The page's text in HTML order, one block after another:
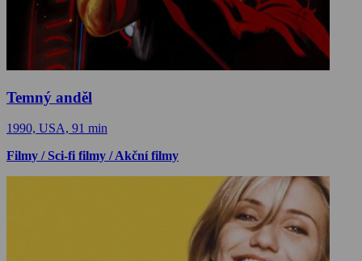
Temný anděl
1990, USA, 91 min
Filmy / Sci-fi filmy / Akční filmy